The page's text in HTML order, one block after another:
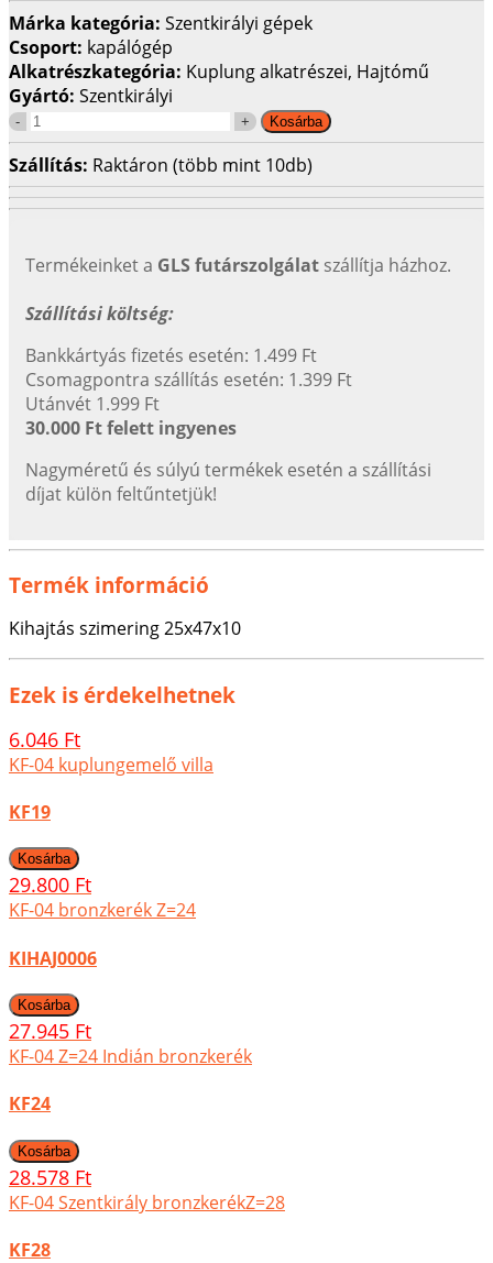
Márka kategória: Szentkirályi gépek
Csoport: kapálógép
Alkatrészkategória: Kuplung alkatrészei, Hajtómű
Gyártó: Szentkirályi
Szállítás: Raktáron (több mint 10db)
Termékeinket a GLS futárszolgálat szállítja házhoz.
Szállítási költség:
Bankkártyás fizetés esetén: 1.499 Ft
Csomagpontra szállítás esetén: 1.399 Ft
Utánvét 1.999 Ft
30.000 Ft felett ingyenes
Nagyméretű és súlyú termékek esetén a szállítási
díjat külön feltűntetjük!
Termék információ
Kihajtás szimering 25x47x10
Ezek is érdekelhetnek
6.046 Ft
KF-04 kuplungemelő villa
KF19
29.800 Ft
KF-04 bronzkerék Z=24
KIHAJ0006
27.945 Ft
KF-04 Z=24 Indián bronzkerék
KF24
28.578 Ft
KF-04 Szentkirály bronzkerékZ=28
KF28